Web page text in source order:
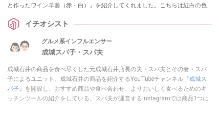
と作ったワイン羊羹（赤・白）」を紹介してくれました。こちらは紅白の色
のポイントを紹介してくれました。
イチオシスト
グルメ系インフルエンサー
成城スパ子・スパ夫
成城石井の商品を食べ尽くした元成城石井店長の夫・スパ夫とその妻・スパ
子によるユニット。成城石井の商品を紹介するYouTubeチャンネル『成城ス
パ子』を開設し、おすすめ商品や食べ合わせ、よりおいしく食べるためのキ
ッチンツールの紹介をしている。スパ夫が運営するInstagramでは商品1つに